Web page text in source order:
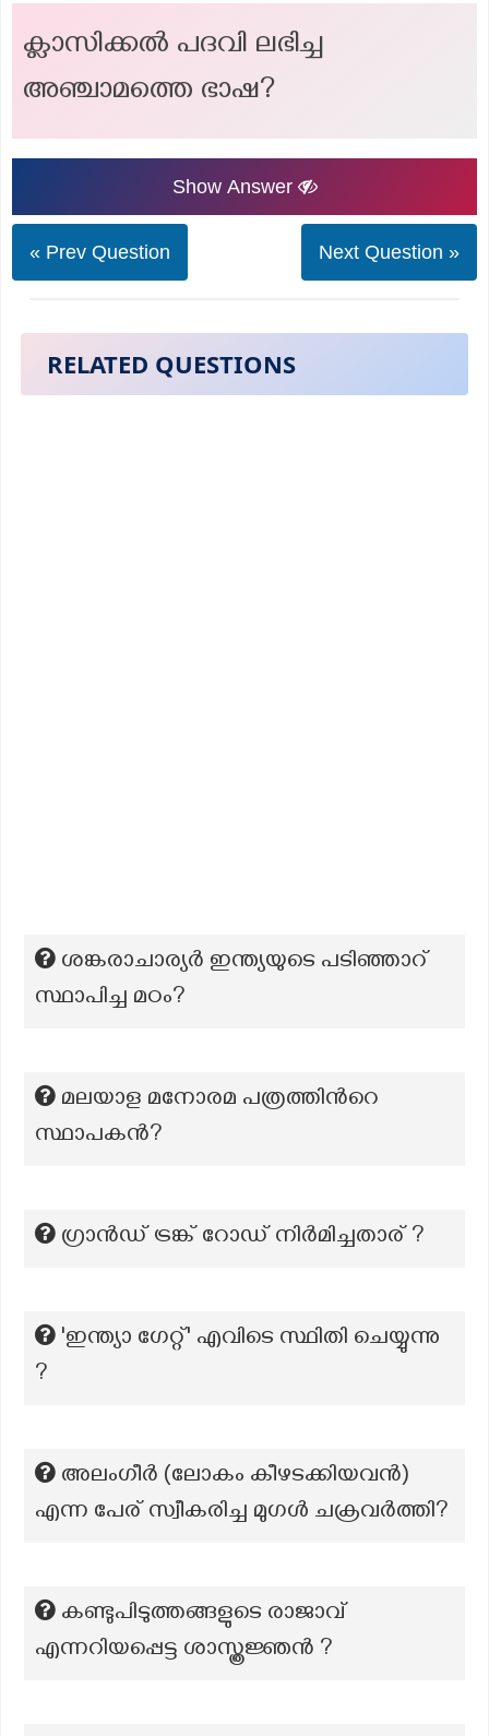
ക്ലാസിക്കല്‍ പദവി ലഭിച്ച
അഞ്ചാമത്തെ ഭാഷ?
Show Answer
« Prev Question Next Question »
RELATED QUESTIONS
ശങ്കരാചാര്യർ ഇന്ത്യയുടെ പടിഞ്ഞാറ്
സ്ഥാപിച്ച മഠം?
മലയാള മനോരമ പത്രത്തിന്‍റെ
സ്ഥാപകൻ?
ഗ്രാൻഡ് ട്രങ്ക് റോഡ് നിർമിച്ചതാര് ?
'ഇന്ത്യാ ഗേറ്റ്' എവിടെ സ്ഥിതി ചെയ്യുന്നു
?
അലംഗീർ (ലോകം കീഴടക്കിയവൻ)
എന്ന പേര് സ്വീകരിച്ച മുഗൾ ചക്രവർത്തി?
കണ്ടുപിടുത്തങ്ങളുടെ രാജാവ്
എന്നറിയപ്പെട്ട ശാസ്ത്രജ്ഞൻ ?